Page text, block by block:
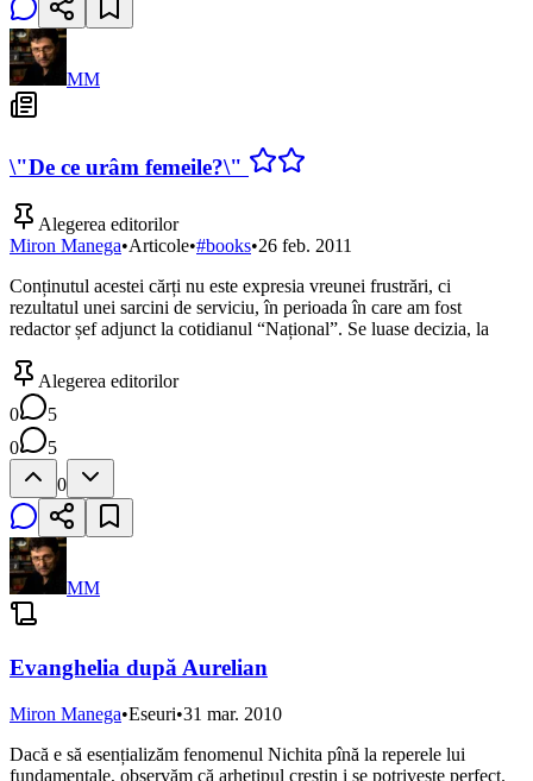
MM
\"De ce urâm femeile?\"
Alegerea editorilor
Miron Manega•Articole•#books•26 feb. 2011
Conținutul acestei cărți nu este expresia vreunei frustrări, ci
rezultatul unei sarcini de serviciu, în perioada în care am fost
redactor șef adjunct la cotidianul “Național”. Se luase decizia, la
Alegerea editorilor
0
5
0
5
0
MM
Evanghelia după Aurelian
Miron Manega•Eseuri•31 mar. 2010
Dacă e să esențializăm fenomenul Nichita pînă la reperele lui
fundamentale, observăm că arhetipul creștin i se potrivește perfect.